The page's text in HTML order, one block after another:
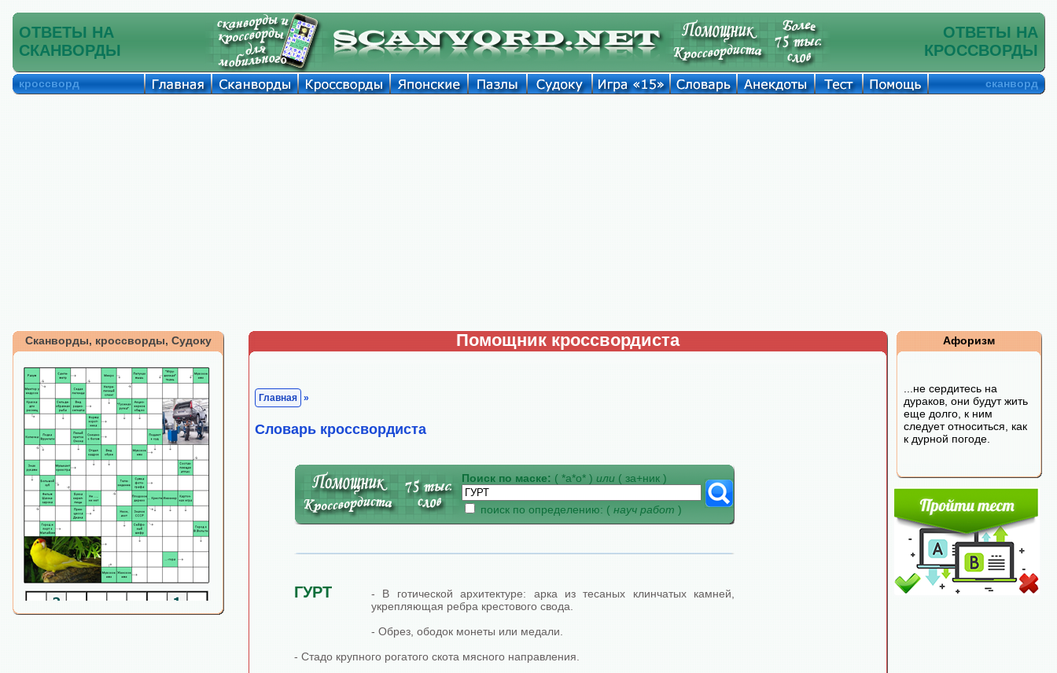
ОТВЕТЫ НА
СКАНВОРДЫ
ОТВЕТЫ НА
КРОССВОРДЫ
кроссворд сканворд
Сканворды, кроссворды, Судоку Помощник кроссвордиста
Главная »
Cловарь кроссвордиста
Поиск по маске: ( *а*о* ) или ( за+ник )
поиск по определению: ( науч работ )
ГУРТ
- В готической архитектуре: арка из тесаных клинчатых камней,
укрепляющая ребра крестового свода.
- Обрез, ободок монеты или медали.
- Стадо крупного рогатого скота мясного направления.
Афоризм
...не сердитесь на
дураков, они будут жить
еще долго, к ним
следует относиться, как
к дурной погоде.